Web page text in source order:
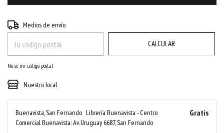
Entregas para el CP:
Medios de envío
CALCULAR
No sé mi código postal
Nuestro local
Buenavista, San Fernando Librería Buenavista - Centro
Comercial Buenavista: Av. Uruguay 6687, San Fernando
Gratis